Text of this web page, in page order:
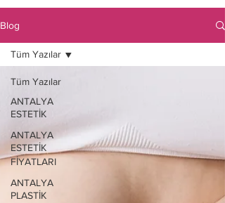
Blog
Tüm Yazılar
ANTALYA
ESTETİK
ANTALYA
ESTETİK
FİYATLARI
ANTALYA
PLASTİK
Tüm Yazılar